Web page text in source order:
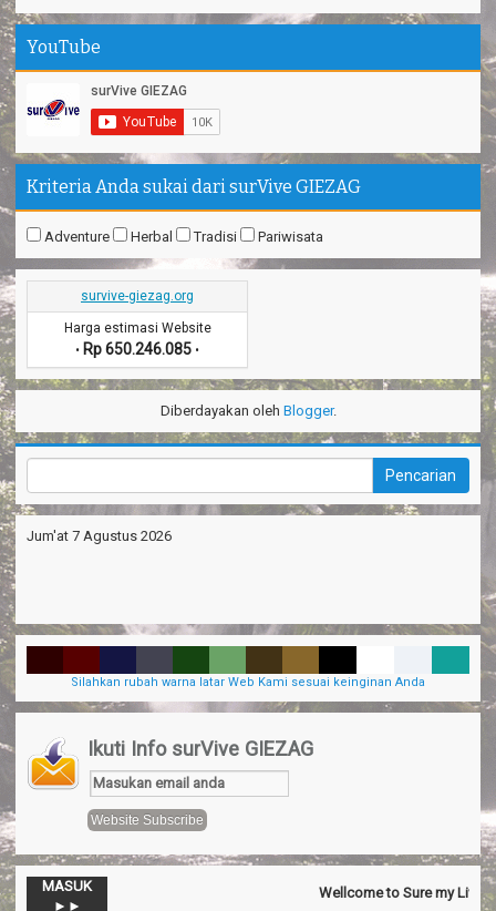
YouTube
Kriteria Anda sukai dari surVive GIEZAG
Adventure Herbal Tradisi Pariwisata
survive-giezag.org
Harga estimasi Website
• Rp 650.246.085 •
Diberdayakan oleh Blogger.
Jum'at 7 Agustus 2026
Silahkan rubah warna latar Web Kami sesuai keinginan Anda
Ikuti Info surVive GIEZAG
MASUK
►►
Wellcome to Sure my Live